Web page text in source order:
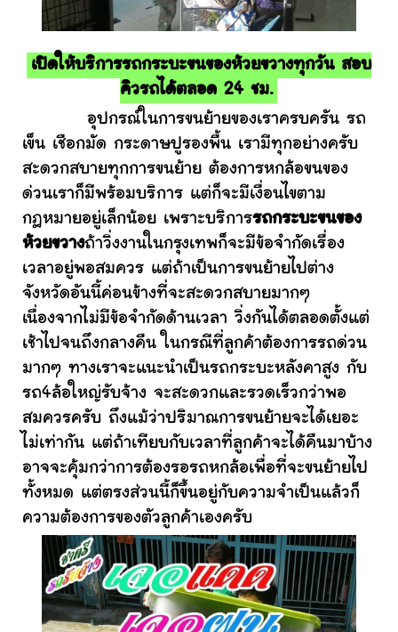
เปิดให้บริการรถกระบะขนของห้วยขวางทุกวัน สอบ
คิวรถได้ตลอด 24 ชม.
อุปกรณ์ในการขนย้ายของเราครบครัน รถ
เข็น เชือกมัด กระดาษปูรองพื้น เรามีทุกอย่างครับ
สะดวกสบายทุกการขนย้าย ต้องการหกล้อขนของ
ด่วนเราก็มีพร้อมบริการ แต่ก็จะมีเงื่อนไขตาม
กฎหมายอยู่เล็กน้อย เพราะบริการรถกระบะขนของ
ห้วยขวางถ้าวิ่งงานในกรุงเทพก็จะมีข้อจำกัดเรื่อง
เวลาอยู่พอสมควร แต่ถ้าเป็นการขนย้ายไปต่าง
จังหวัดอันนี้ค่อนข้างที่จะสะดวกสบายมากๆ
เนื่องจากไม่มีข้อจำกัดด้านเวลา วิ่งกันได้ตลอดตั้งแต่
เช้าไปจนถึงกลางคืน ในกรณีที่ลูกค้าต้องการรถด่วน
มากๆ ทางเราจะแนะนำเป็นรถกระบะหลังคาสูง กับ
รถ4ล้อใหญ่รับจ้าง จะสะดวกและรวดเร็วกว่าพอ
สมควรครับ ถึงแม้ว่าปริมาณการขนย้ายจะได้เยอะ
ไม่เท่ากัน แต่ถ้าเทียบกับเวลาที่ลูกค้าจะได้คืนมาบ้าง
อาจจะคุ้มกว่าการต้องรอรถหกล้อเพื่อที่จะขนย้ายไป
ทั้งหมด แต่ตรงส่วนนี้ก็ขึ้นอยู่กับความจำเป็นแล้วก็
ความต้องการของตัวลูกค้าเองครับ